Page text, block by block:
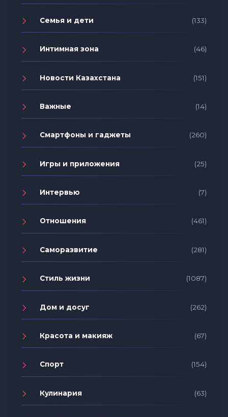
Семья и дети (133)
Интимная зона (46)
Новости Казахстана (151)
Важные (14)
Смартфоны и гаджеты (260)
Игры и приложения (25)
Интервью (7)
Отношения (461)
Саморазвитие (281)
Стиль жизни (1087)
Дом и досуг (262)
Красота и макияж (67)
Спорт (154)
Кулинария (63)